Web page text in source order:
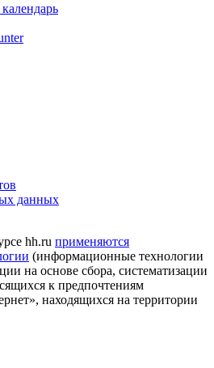
данных
hh.ru применяются
(информационные технологии
на основе сбора, систематизации
к предпочтениям
находящихся на территории